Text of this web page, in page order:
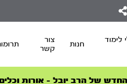
לימוד
חנות
צור
קשר
סדרות הפודקאסטים
הסדרה המובילה החודש –
של הרב יובל – אורות
הצטרפו למהפכת הבריאות
סדרות הפודקאסטים
הסדרה המובילה החודש –